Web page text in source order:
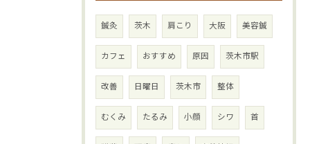
鍼灸 茨木 肩こり 大阪 美容鍼
カフェ おすすめ 原因 茨木市駅
改善 日曜日 茨木市 整体
むくみ たるみ 小顔 シワ 首